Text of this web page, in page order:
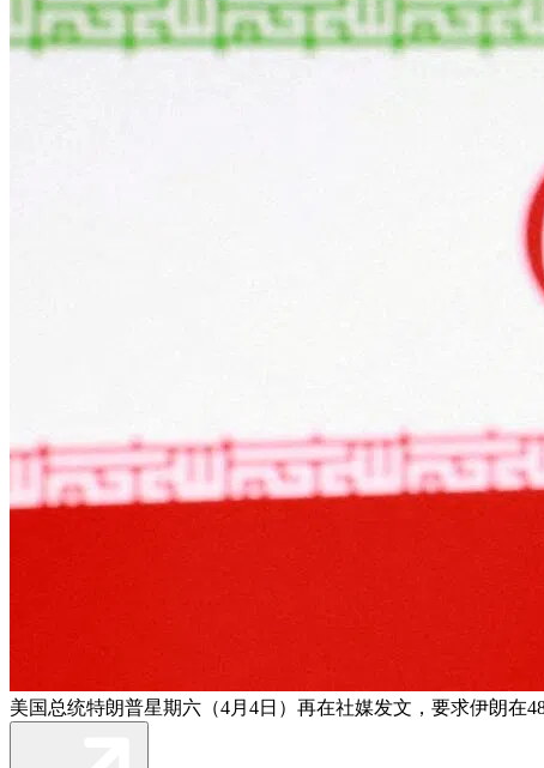
美国总统特朗普星期六（4月4日）再在社媒发文，要求伊朗在